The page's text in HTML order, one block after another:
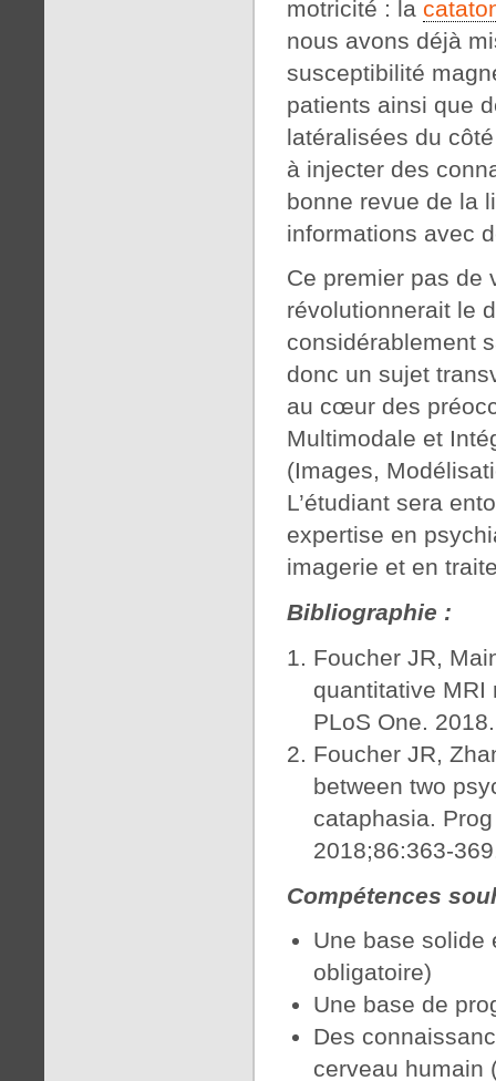
motricité : la
nous avons déjà
susceptibilité
patients ainsi que
latéralisées du
à injecter des
bonne revue de la
informations avec
Ce premier pas de
révolutionnerait le
considérablement
donc un sujet
au cœur des
Multimodale et
(Images,
L’étudiant sera
expertise en
imagerie et en
Bibliographie :
Foucher JR,
quantitative MRI
PLoS One. 2018.
Foucher JR,
between two
cataphasia.
2018;86:363-
Compétences
Une base solide
obligatoire)
Une base de
Des
cerveau humain